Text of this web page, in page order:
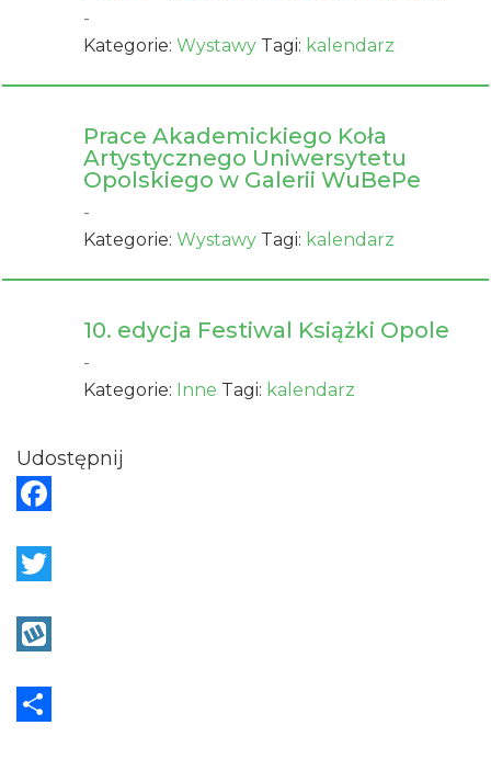
-
Kategorie:Wystawy Tagi: kalendarz
Prace Akademickiego Koła
Artystycznego Uniwersytetu
Opolskiego w Galerii WuBePe
-
Kategorie:Wystawy Tagi: kalendarz
10. edycja Festiwal Książki Opole
-
Kategorie: Inne Tagi: kalendarz
Udostępnij
a
e
o
w
ty